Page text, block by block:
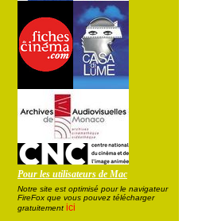
Pour les utilisateurs de Mac
Notre site est optimisé pour le navigateur
FireFox que vous pouvez télécharger
gratuitement ici